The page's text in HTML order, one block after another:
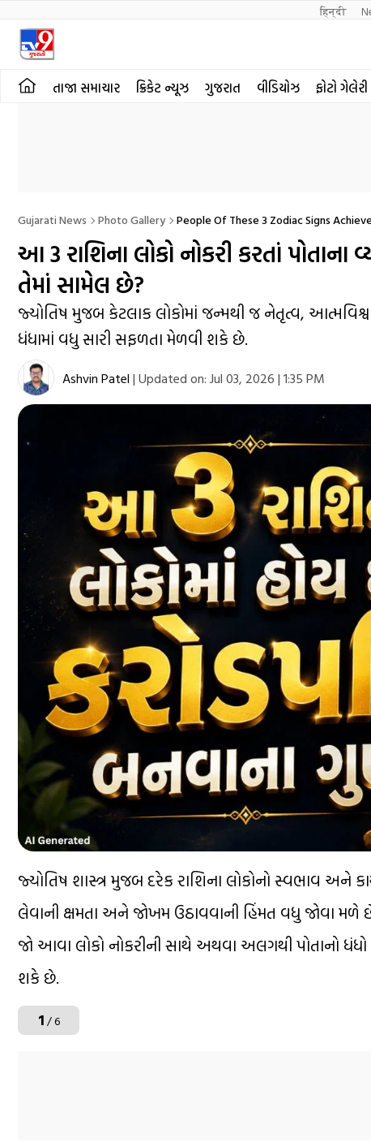
हिन्दी
તાજા સમાચાર ક્રિકેટ ન્યૂઝ ગુજરાત વીડિયોઝ ફોટો ગેલેરી
Gujarati News Photo Gallery People Of These 3 Zodiac Signs
આ 3 રાશિના લોકો નોકરી કરતાં
તેમાં સામેલ છે?
જ્યોતિષ મુજબ કેટલાક લોકોમાં જન્મથી જ નેતૃત્વ,
ધંધામાં વધુ સારી સફળતા મેળવી શકે છે.
Ashvin Patel | Updated on: Jul 03, 2026 | 1:35 PM
જ્યોતિષ શાસ્ત્ર મુજબ દરેક રાશિના લોકોનો સ્વભાવ અને
લેવાની ક્ષમતા અને જોખમ ઉઠાવવાની હિંમત વધુ જોવા મળે
જો આવા લોકો નોકરીની સાથે અથવા અલગથી પોતાનો
શકે છે.
1/ 6